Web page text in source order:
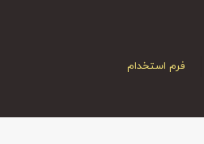
فرم استخدام